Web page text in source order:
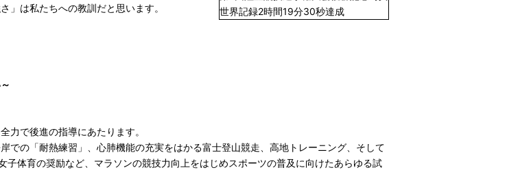
世界記録2時間19分30秒達成
」は私たちへの教訓だと思います。
力で後進の指導にあたります。
の「耐熱練習」、心肺機能の充実をはかる富士登山競走、高地トレーニング、そして
子体育の奨励など、マラソンの競技力向上をはじめスポーツの普及に向けたあらゆる試